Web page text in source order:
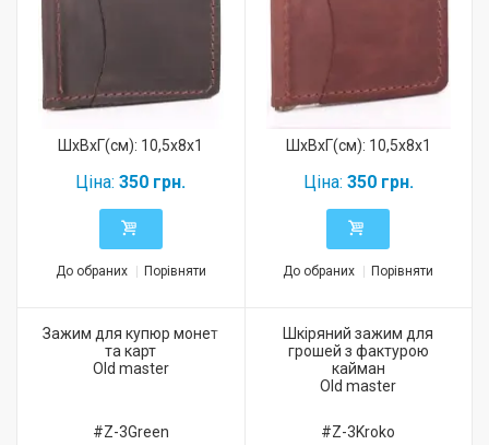
ШхВхГ(см): 10,5x8x1
Ціна: 350 грн.
До обраних Порівняти
ШхВхГ(см): 10,5x8x1
Ціна: 350 грн.
До обраних Порівняти
Зажим для купюр монет
та карт
Old master
#Z-3Green
Шкіряний зажим для
грошей з фактурою
кайман
Old master
#Z-3Kroko